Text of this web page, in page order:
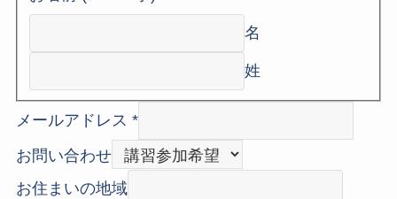
名
姓
メールアドレス *
お問い合わせ
お住まいの地域